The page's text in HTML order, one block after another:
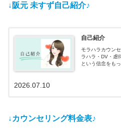
↓阪元 未すず自己紹介♪
自己紹介
モラハラカウン
ラハラ・DV・虐
という信念をも
2026.07.10
↓カウンセリング料金表♪